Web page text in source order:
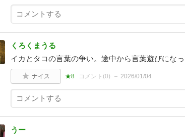
くろくまうる
イカとタコの言葉の争い。途中から言葉遊びになっ
ナイス ★8 コメント(0) 2026/01/04
うー